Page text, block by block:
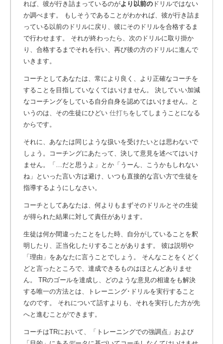
れば、彼が行き詰まっているのがより以前の ドリルではない
か調べます。 もしそうであることがわかれば、彼が行き詰ま
っている以前のドリルに戻り、彼にそのドリルを合格するま
で行わせます。 それが終わったら、次のドリルに取り掛か
り、合格するまでそれを行い、再び後の方のドリルに進んで
いきます。
コーチとしてあなたは、常により良く、より正確なコーチを
することを目指していなくてはいけません。 決していい加減
なコーチングをしている自分自身を認めてはいけません。と
いうのは、その生徒にひどい 仕打ちをしてしまうことになる
からです。
それに、あなたは同じような扱いを受けたいとは思わないで
しょう。コーチングにあたって、決して意見を述べてはいけ
ません。「…だと思うよ」とか「うーん、こうかもしれない
ね」といった言い方は避け、いつも直接的な言い方で生徒を
指導するようにしなさい。
コーチとしてあなたは、何よりもまずそのドリルとその生徒
が得られた結果に対して責任があります。
生徒は何か間違ったことをした時、自分がしていることを釈
明したり、正当化したりすることがあります。 彼は説明や
「理由」をあなたに言うことでしょう。 そんなことをくどく
どと言ったところで、達成できるものはほとんどありませ
ん。 TRのゴールを達成し、どのような意見の相違をも解決
する唯一の方法とは、トレーニング･ドリルを実行すること
なのです。 それについて話すよりも、それを実行した方が先
へと進むことができます。
コーチはTRにおいて、「トレーニングでの強調点」および